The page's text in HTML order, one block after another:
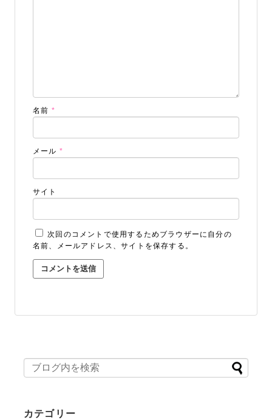
名前 *
メール *
サイト
次回のコメントで使用するためブラウザーに自分の
名前、メールアドレス、サイトを保存する。
カテゴリー